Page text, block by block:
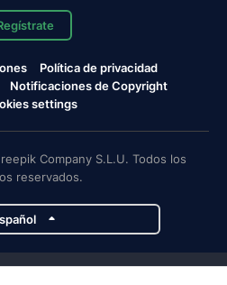
Política de privacidad
Notificaciones de Copyright
settings
Company S.L.U. Todos los
reservados.